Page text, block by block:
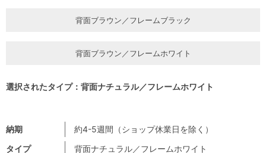
納期
約4-5週間（ショップ休業日を除く）
タイプ
背面ナチュラル／フレームホワイト
背面ブラウン／フレームブラック
背面ブラウン／フレームホワイト
選択されたタイプ：背面ナチュラル／フレームホワイト